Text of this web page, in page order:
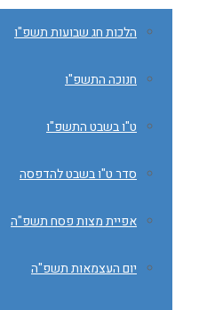
הלכות חג שבועות תשפ"ו
חנוכה התשפ"ו
ט"ו בשבט התשפ"ו
סדר ט"ו בשבט להדפסה
אפיית מצות פסח תשפ"ה
יום העצמאות תשפ"ה